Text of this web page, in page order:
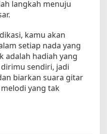
langkah menuju
kamu akan
setiap nada yang
adalah hadiah yang
sendiri, jadi
biarkan suara gitar
yang tak